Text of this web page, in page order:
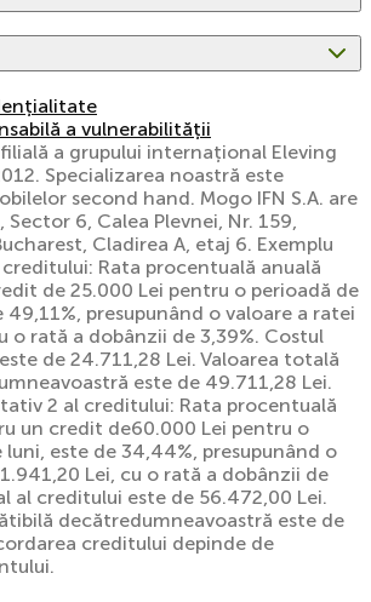
a vulnerabilității
a grupului internațional Eleving
Specializarea noastră este
second hand. Mogo IFN S.A. are
Sector 6, Calea Plevnei, Nr. 159,
Cladirea A, etaj 6. Exemplu
Rata procentuală anuală
de 25.000 Lei pentru o perioadă de
49,11%, presupunând o valoare a ratei
o rată a dobânzii de 3,39%. Costul
de 24.711,28 Lei. Valoarea totală
este de 49.711,28 Lei.
2 al creditului: Rata procentuală
un credit de60.000 Lei pentru o
este de 34,44%, presupunând o
Lei, cu o rată a dobânzii de
al creditului este de 56.472,00 Lei.
decătredumneavoastră este de
creditului depinde de